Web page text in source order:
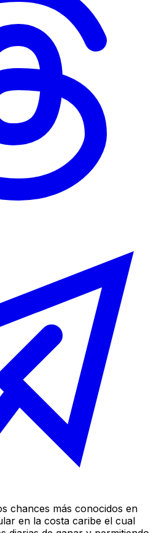
chances más conocidos en
en la costa caribe el cual